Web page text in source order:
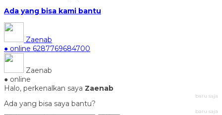
Ada yang bisa kami bantu
Zaenab
● online 6287769684700
Zaenab
● online
Halo, perkenalkan saya Zaenab
baru saja
Ada yang bisa saya bantu?
baru saja